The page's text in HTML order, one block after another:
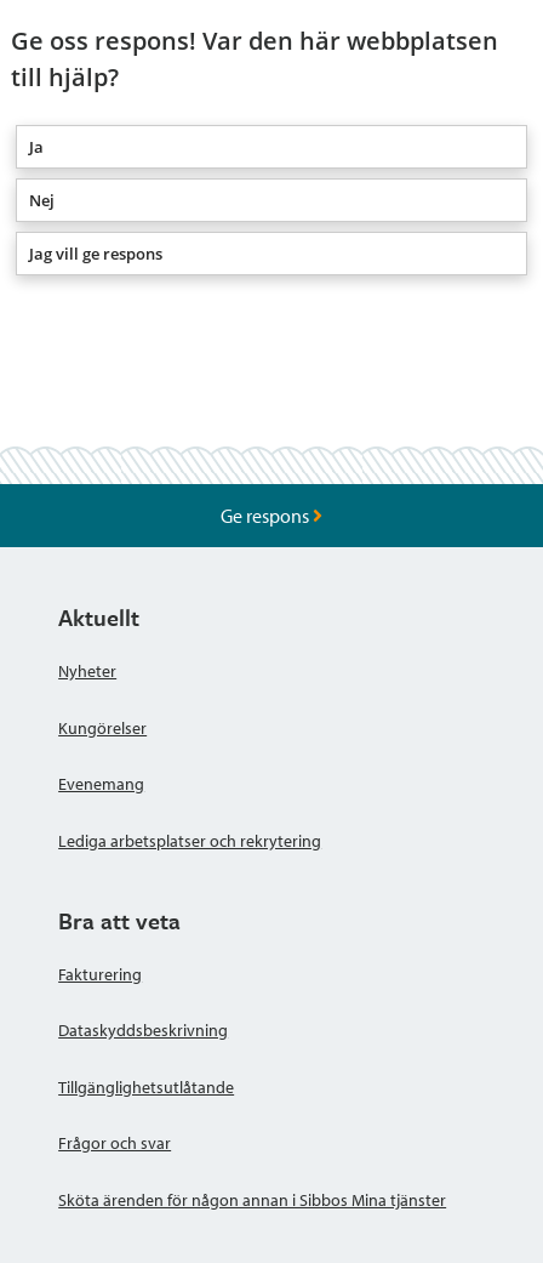
Ge oss respons! Var den här webbplatsen
till hjälp?
Ja
Nej
Jag vill ge respons
Ge respons
Aktuellt
Nyheter
Kungörelser
Evenemang
Lediga arbetsplatser och rekrytering
Bra att veta
Fakturering
Dataskyddsbeskrivning
Tillgänglighetsutlåtande
Frågor och svar
Sköta ärenden för någon annan i Sibbos Mina tjänster